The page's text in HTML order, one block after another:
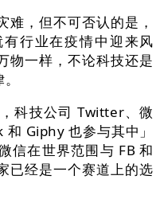
，但不可否认的是，
行业在疫情中迎来风
物一样，不论科技还是
技公司 Twitter、微
Giphy 也参与其中」
信在世界范围与 FB 和
已经是一个赛道上的选